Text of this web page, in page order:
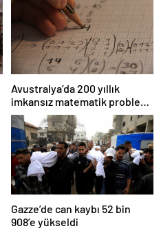
Avustralya’da 200 yıllık
imkansız matematik problemi
çözüldü
Gazze’de can kaybı 52 bin
908’e yükseldi